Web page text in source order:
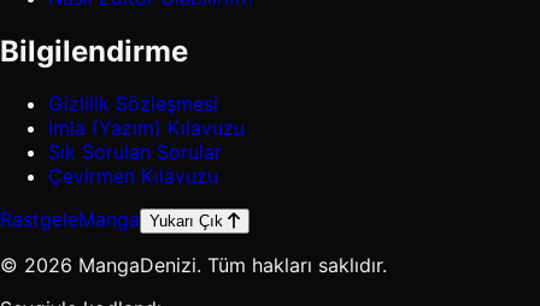
Bilgilendirme
Gizlilik Sözleşmesi
İmla (Yazım) Kılavuzu
Sık Sorulan Sorular
Çevirmen Kılavuzu
RastgeleManga Yukarı Çık
© 2026 MangaDenizi. Tüm hakları saklıdır.